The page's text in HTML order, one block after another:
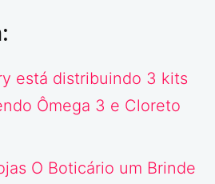
está distribuindo 3 kits
Ômega 3 e Cloreto
O Boticário um Brinde